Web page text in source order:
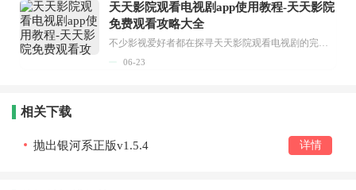
天天影院观看电视剧app使用教程-天天影院
免费观看攻略大全
不少影视爱好者都在探寻天天影院观看电视剧的完整方法，结合最新平台使用规则，本篇新手入门攻略全面讲解观看渠道、检索流程、播放设置以及画面模式调整等实用内容。全文适配手机、电脑等主流设备，步骤简洁易懂，无论是初次使用的新手，还是想要优化观影体验的用户，都能参照内容快速上手，熟练掌握平台各项操作技巧，轻松畅享影视内容。...
06-23
相关下载
抛出银河系正版v1.5.4 详情